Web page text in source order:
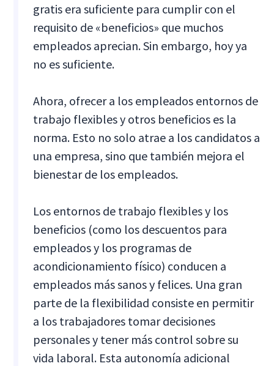
gratis era suficiente para cumplir con el
requisito de «beneficios» que muchos
empleados aprecian. Sin embargo, hoy ya
no es suficiente.
Ahora, ofrecer a los empleados entornos de
trabajo flexibles y otros beneficios es la
norma. Esto no solo atrae a los candidatos a
una empresa, sino que también mejora el
bienestar de los empleados.
Los entornos de trabajo flexibles y los
beneficios (como los descuentos para
empleados y los programas de
acondicionamiento físico) conducen a
empleados más sanos y felices. Una gran
parte de la flexibilidad consiste en permitir
a los trabajadores tomar decisiones
personales y tener más control sobre su
vida laboral. Esta autonomía adicional